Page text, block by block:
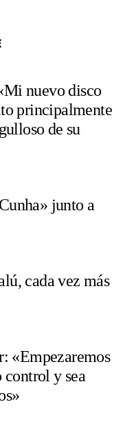
nuevo disco
principalmente
de su
junto a
cada vez más
«Empezaremos
control y sea